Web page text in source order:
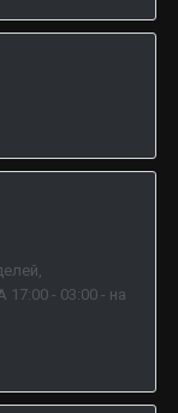
- 03:00 - на